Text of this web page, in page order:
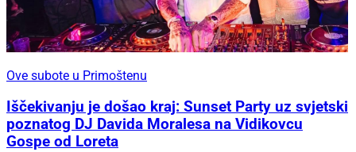
Ove subote u Primoštenu
Iščekivanju je došao kraj: Sunset Party uz svjetski
poznatog DJ Davida Moralesa na Vidikovcu
Gospe od Loreta